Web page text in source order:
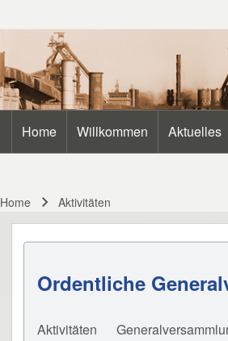
Search
Main navigation
Home Willkommen Aktuelles
Breadcrumb
Home Aktivitäten
Ordentliche
Aktivitäten